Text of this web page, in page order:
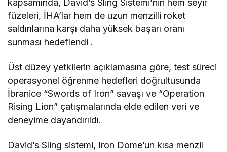
kapsamında, David’s Sling Sistemi’nin hem seyir
füzeleri, İHA’lar hem de uzun menzilli roket
saldırılarına karşı daha yüksek başarı oranı
sunması hedeflendi .
Üst düzey yetkilerin açıklamasına göre, test süreci
operasyonel öğrenme hedefleri doğrultusunda
İbranice “Swords of Iron” savaşı ve “Operation
Rising Lion” çatışmalarında elde edilen veri ve
deneyime dayandırıldı.
David’s Sling sistemi, Iron Dome’un kısa menzil